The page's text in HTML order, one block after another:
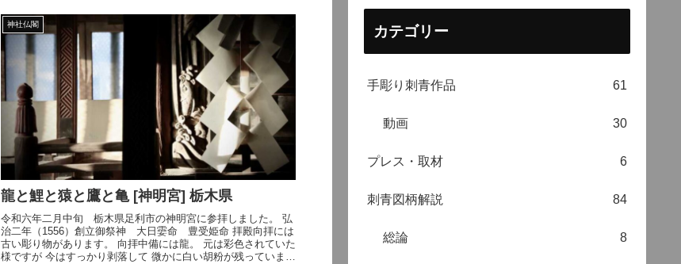
神社仏閣
龍と鯉と猿と鷹と亀 [神明宮] 栃木県
令和六年二月中旬 栃木県足利市の神明宮に参拝しました。 弘
治二年（1556）創立御祭神 大日孁命 豊受姫命 拝殿向拝には
古い彫り物があります。 向拝中備には龍。 元は彩色されていた
様ですが 今はすっかり剥落して 微かに白い胡粉が残っていま
カテゴリー
手彫り刺青作品 61
動画 30
プレス・取材 6
刺青図柄解説 84
総論 8